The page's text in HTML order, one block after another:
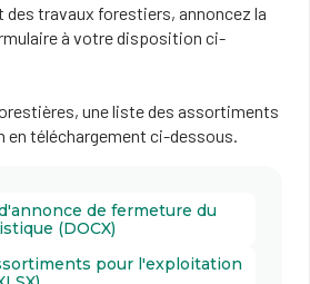
des travaux forestiers, annoncez la
à votre disposition ci-
une liste des assortiments
téléchargement ci-dessous.
de fermeture du
(DOCX)
pour l'exploitation